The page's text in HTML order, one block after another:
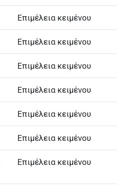
Επιμέλεια κειμένου
Επιμέλεια κειμένου
Επιμέλεια κειμένου
Επιμέλεια κειμένου
Επιμέλεια κειμένου
Επιμέλεια κειμένου
Επιμέλεια κειμένου